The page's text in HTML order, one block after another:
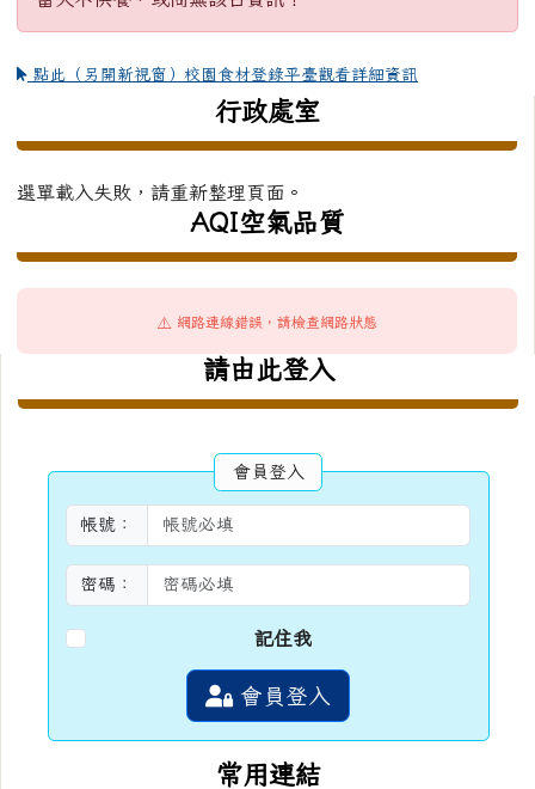
點此（另開新視窗）校園食材登錄平臺觀看詳細資訊
行政處室
選單載入失敗，請重新整理頁面。
AQI空氣品質
⚠️ 網路連線錯誤，請檢查網路狀態
請由此登入
會員登入
帳號：
密碼：
記住我
會員登入
常用連結